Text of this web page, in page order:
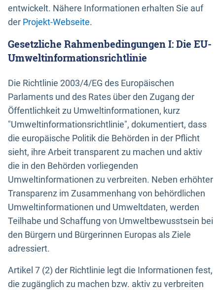
entwickelt. Nähere Informationen erhalten Sie auf
der Projekt-Webseite.
Gesetzliche Rahmenbedingungen I: Die EU-
Umweltinformationsrichtlinie
Die Richtlinie 2003/4/EG des Europäischen
Parlaments und des Rates über den Zugang der
Öffentlichkeit zu Umweltinformationen, kurz
"Umweltinformationsrichtlinie", dokumentiert, dass
die europäische Politik die Behörden in der Pflicht
sieht, ihre Arbeit transparent zu machen und aktiv
die in den Behörden vorliegenden
Umweltinformationen zu verbreiten. Neben erhöhter
Transparenz im Zusammenhang von behördlichen
Umweltinformationen und Umweltdaten, werden
Teilhabe und Schaffung von Umweltbewusstsein bei
den Bürgern und Bürgerinnen Europas als Ziele
adressiert.
Artikel 7 (2) der Richtlinie legt die Informationen fest,
die zugänglich zu machen bzw. aktiv zu verbreiten